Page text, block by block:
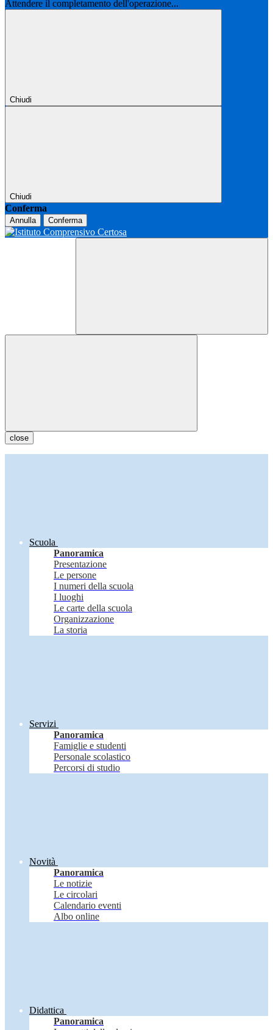
Attendere il completamento dell'operazione...
Chiudi
Chiudi
Conferma
Annulla Conferma
close
Scuola
Panoramica
Presentazione
Le persone
I numeri della scuola
I luoghi
Le carte della scuola
Organizzazione
La storia
Servizi
Panoramica
Famiglie e studenti
Personale scolastico
Percorsi di studio
Novità
Panoramica
Le notizie
Le circolari
Calendario eventi
Albo online
Didattica
Panoramica